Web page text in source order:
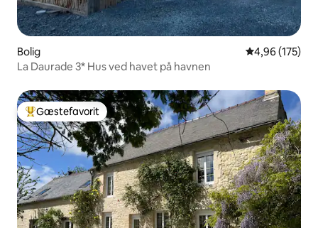
Bolig 4,96 ud af 5 i
4,96 (175)
La Daurade 3* Hus ved havet på havnen
Bedste gæstefavorit
Gæstefavorit